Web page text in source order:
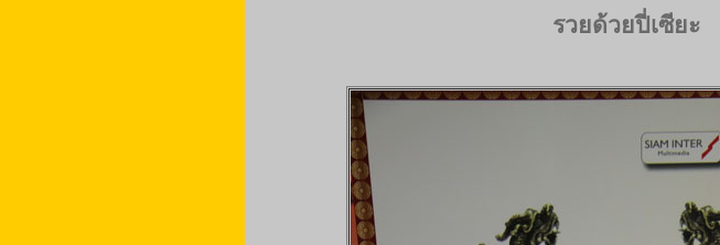
รวยด้วยปี่เซียะ